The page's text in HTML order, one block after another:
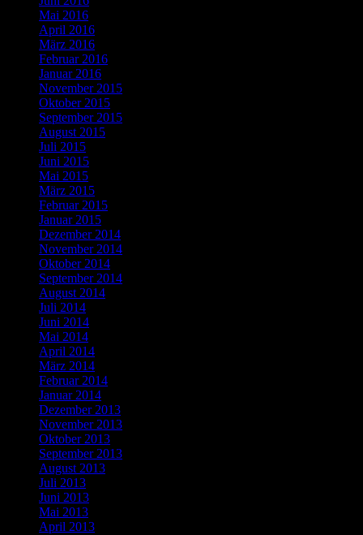
Mai 2016
April 2016
März 2016
Februar 2016
Januar 2016
November 2015
Oktober 2015
September 2015
August 2015
Juli 2015
Juni 2015
Mai 2015
März 2015
Februar 2015
Januar 2015
Dezember 2014
November 2014
Oktober 2014
September 2014
August 2014
Juli 2014
Juni 2014
Mai 2014
April 2014
März 2014
Februar 2014
Januar 2014
Dezember 2013
November 2013
Oktober 2013
September 2013
August 2013
Juli 2013
Juni 2013
Mai 2013
April 2013